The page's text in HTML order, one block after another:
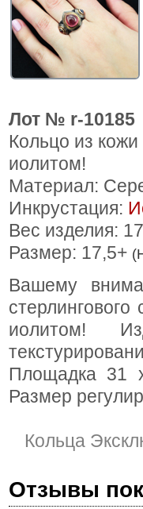
Лот № r-10185
Кольцо из
иолитом!
Материал:
Инкрустация:
Вес изделия:
Размер: 17,5+
Вашему вниманию предлагается кольцо из кожи ската и
иолитом!
Площадка 31
Размер
Кольца
Отзывы